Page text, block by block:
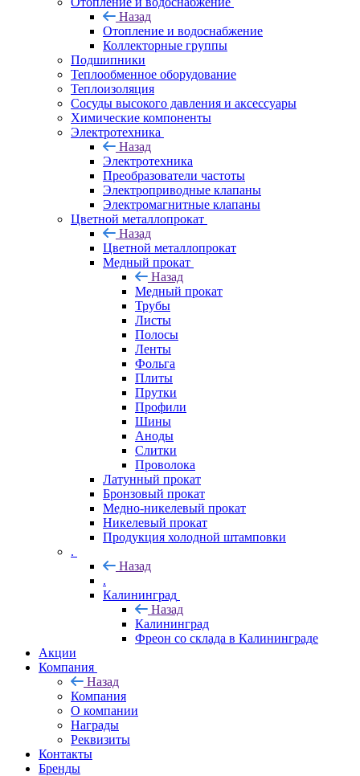
Назад
Отопление и водоснабжение
Коллекторные группы
Подшипники
Теплообменное оборудование
Теплоизоляция
Сосуды высокого давления и аксессуары
Химические компоненты
Электротехника
Назад
Электротехника
Преобразователи частоты
Электроприводные клапаны
Электромагнитные клапаны
Цветной металлопрокат
Назад
Цветной металлопрокат
Медный прокат
Назад
Медный прокат
Трубы
Листы
Полосы
Ленты
Фольга
Плиты
Прутки
Профили
Шины
Аноды
Слитки
Проволока
Латунный прокат
Бронзовый прокат
Медно-никелевый прокат
Никелевый прокат
Продукция холодной штамповки
.
Назад
.
Калининград
Назад
Калининград
Фреон со склада в Калининграде
Акции
Компания
Назад
Компания
О компании
Награды
Реквизиты
Контакты
Бренды